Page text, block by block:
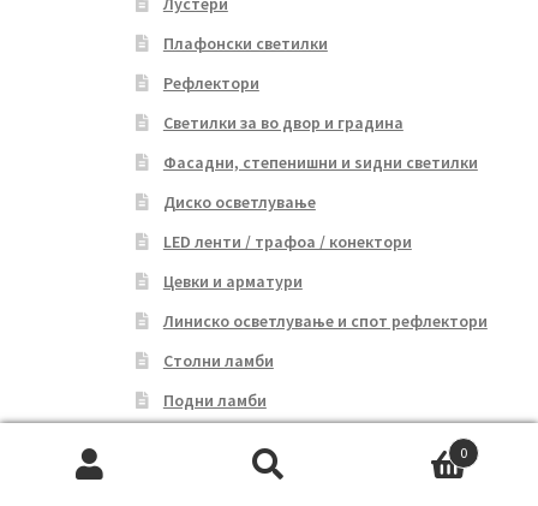
Плафонски светилки
Рефлектори
Светилки за во двор и градина
Фасадни, степенишни и ѕидни светилки
Диско осветлување
LED ленти / трафоа / конектори
Цевки и арматури
Линиско осветлување и спот рефлектори
Столни ламби
Подни ламби
Соларни светилки
0